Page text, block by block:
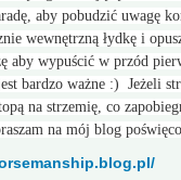
aby pobudzić uwagę
wewnętrzną łydkę i
aby wypuścić w przód
bardzo ważne :) Jeżeli
na strzemię, co
na mój blog